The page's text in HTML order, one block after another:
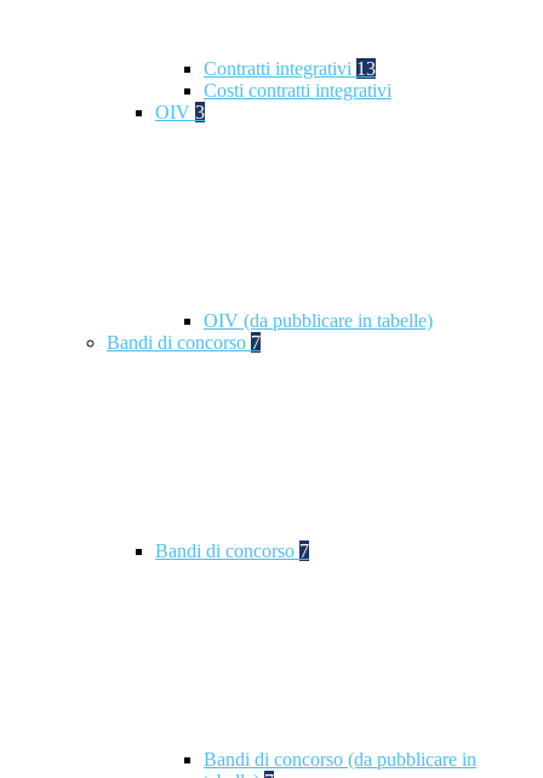
Contratti integrativi 13
Costi contratti integrativi
OIV 3
OIV (da pubblicare in tabelle)
Bandi di concorso 7
Bandi di concorso 7
Bandi di concorso (da pubblicare in